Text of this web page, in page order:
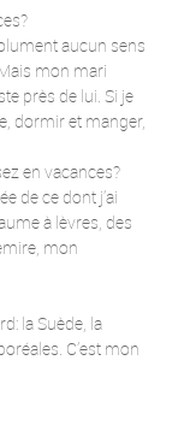
aucun sens
mon mari
près de lui. Si je
dormir et manger,
en vacances?
de ce dont j’ai
à lèvres, des
mon
la Suède, la
C’est mon